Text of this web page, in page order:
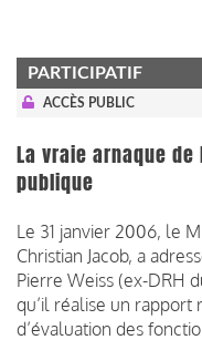
PARTICIPATIF
ACCÈS PUBLIC
La vraie arnaque
publique
Le 31 janvier 2006, le
Christian Jacob, a
Pierre Weiss (ex-DRH
qu’il réalise un rapport
d’évaluation des